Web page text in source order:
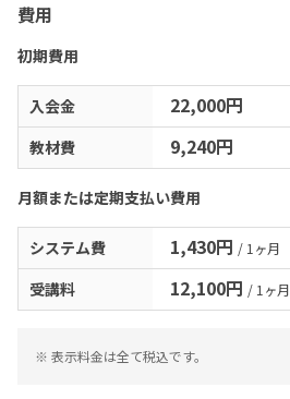
費用
初期費用
入会金 22,000円
教材費 9,240円
月額または定期支払い費用
システム費 1,430円 / 1ヶ月
受講料 12,100円 / 1ヶ月
※ 表示料金は全て税込です。